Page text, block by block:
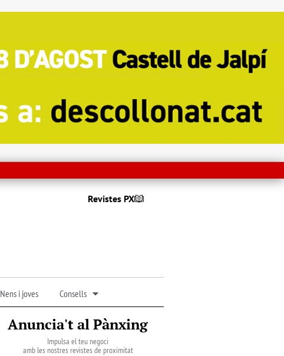
Revistes PX
Nens i joves Consells
Anuncia't al Pànxing
Impulsa el teu negoci
amb les nostres revistes de proximitat